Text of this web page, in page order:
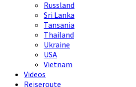
Russland
Sri Lanka
Tansania
Thailand
Ukraine
USA
Vietnam
Videos
Reiseroute